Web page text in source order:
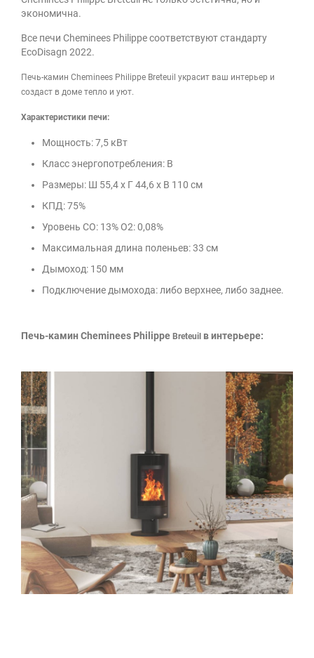
экономична.
Все печи Cheminees Philippe соответствуют стандарту
EcoDisagn 2022.
Печь-камин Cheminees Philippe Breteuil украсит ваш интерьер и
создаст в доме тепло и уют.
Характеристики печи:
Мощность: 7,5 кВт
Класс энергопотребления: B
Размеры: Ш 55,4 х Г 44,6 х В 110 см
КПД: 75%
Уровень CO: 13% O2: 0,08%
Максимальная длина поленьев: 33 см
Дымоход: 150 мм
Подключение дымохода: либо верхнее, либо заднее.
Печь-камин Cheminees Philippe Breteuil в интерьере: